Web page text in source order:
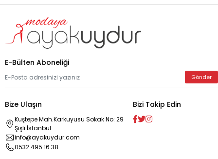
E-Bülten Aboneliği
Gönder
Bize Ulaşın
Kuştepe Mah.Karkuyusu Sokak No: 29
Şişli İstanbul
info@ayakuydur.com
0532 495 16 38
Bizi Takip Edin